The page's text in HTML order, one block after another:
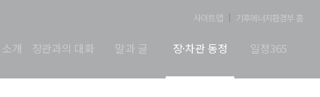
사이트맵 기후에너지환경부 홈
개 장관과의 대화 말과 글 장·차관 동정 일정365